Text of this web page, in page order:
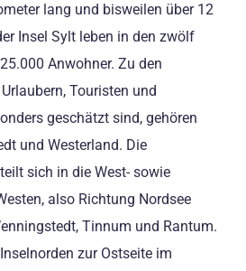
lang und bisweilen über 12
Insel Sylt leben in den zwölf
Anwohner. Zu den
Touristen und
geschätzt sind, gehören
und Westerland. Die
sich in die West- sowie
also Richtung Nordsee
Tinnum und Rantum.
zur Ostseite im